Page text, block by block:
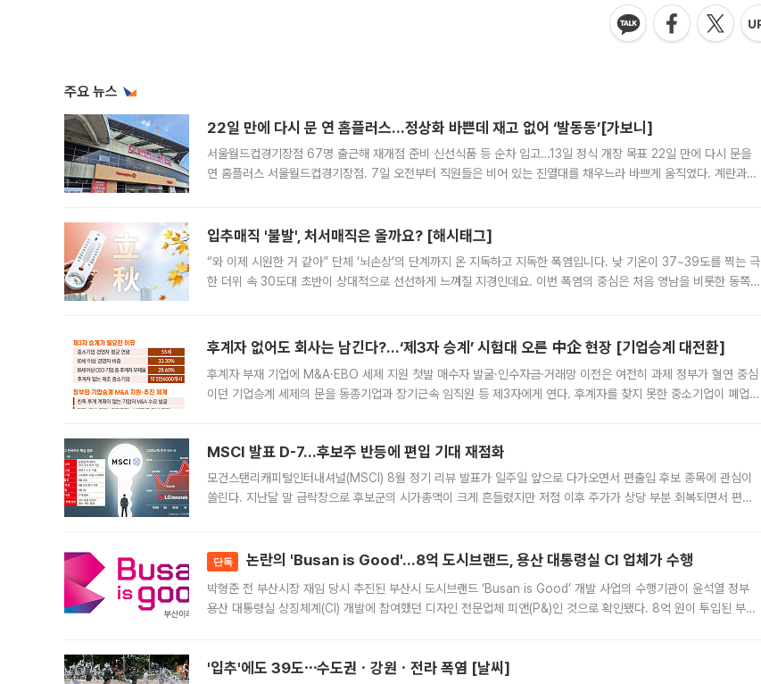
주요 뉴스
22일 만에 다시 문 연 홈플러스…정상화 바쁜데 재고 없어 ‘발동동’[가보니]
서울월드컵경기장점 67명 출근해 재개점 준비 신선식품 등 순차 입고…13일 정식 개장 목표 22일 만에 다시 문을
연 홈플러스 서울월드컵경기장점. 7일 오전부터 직원들은 비어 있는 진열대를 채우느라 바쁘게 움직였다. 계란과
입추매직 '불발', 처서매직은 올까요? [해시태그]
“와 이제 시원한 거 같아” 단체 ‘뇌손상’의 단계까지 온 지독하고 지독한 폭염입니다. 낮 기온이 37~39도를 찍는 극
한 더위 속 30도대 초반이 상대적으로 선선하게 느껴질 지경인데요. 이번 폭염의 중심은 처음 영남을 비롯한 동쪽
후계자 없어도 회사는 남긴다?…‘제3자 승계’ 시험대 오른 中企 현장 [기업승계 대전환]
후계자 부재 기업에 M&A·EBO 세제 지원 첫발 매수자 발굴·인수자금·거래망 이전은 여전히 과제 정부가 혈연 중심
이던 기업승계 세제의 문을 동종기업과 장기근속 임직원 등 제3자에게 연다. 후계자를 찾지 못한 중소기업이 폐업
MSCI 발표 D-7…후보주 반등에 편입 기대 재점화
모건스탠리캐피털인터내셔널(MSCI) 8월 정기 리뷰 발표가 일주일 앞으로 다가오면서 편출입 후보 종목에 관심이
쏠린다. 지난달 말 급락장으로 후보군의 시가총액이 크게 흔들렸지만 저점 이후 주가가 상당 부분 회복되면서 편입
단독 논란의 'Busan is Good'…8억 도시브랜드, 용산 대통령실 CI 업체가 수행
박형준 전 부산시장 재임 당시 추진된 부산시 도시브랜드 ‘Busan is Good’ 개발 사업의 수행기관이 윤석열 정부
용산 대통령실 상징체계(CI) 개발에 참여했던 디자인 전문업체 피앤(P&)인 것으로 확인됐다. 8억 원이 투입된 부산
'입추'에도 39도⋯수도권ㆍ강원ㆍ전라 폭염 [날씨]